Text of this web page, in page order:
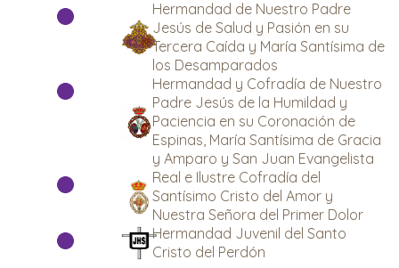
Hermandad de Nuestro Padre
Jesús de Salud y Pasión en su
Tercera Caída y María Santísima de
los Desamparados
Hermandad y Cofradía de Nuestro
Padre Jesús de la Humildad y
Paciencia en su Coronación de
Espinas, María Santísima de Gracia
y Amparo y San Juan Evangelista
Real e Ilustre Cofradía del
Santísimo Cristo del Amor y
Nuestra Señora del Primer Dolor
Hermandad Juvenil del Santo
Cristo del Perdón